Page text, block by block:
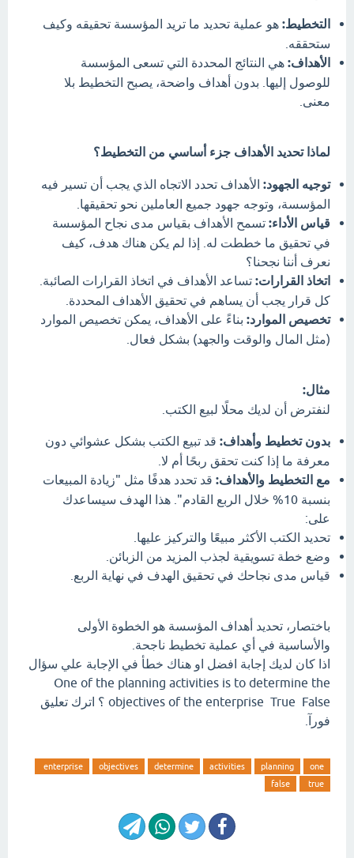
التخطيط: هو عملية تحديد ما تريد المؤسسة تحقيقه وكيف
ستحققه.
الأهداف: هي النتائج المحددة التي تسعى المؤسسة
للوصول إليها. بدون أهداف واضحة، يصبح التخطيط بلا
معنى.
لماذا تحديد الأهداف جزء أساسي من التخطيط؟
توجيه الجهود: الأهداف تحدد الاتجاه الذي يجب أن تسير فيه
المؤسسة، وتوجه جهود جميع العاملين نحو تحقيقها.
قياس الأداء: تسمح الأهداف بقياس مدى نجاح المؤسسة
في تحقيق ما خططت له. إذا لم يكن هناك هدف، كيف
نعرف أننا نجحنا؟
اتخاذ القرارات: تساعد الأهداف في اتخاذ القرارات الصائبة.
كل قرار يجب أن يساهم في تحقيق الأهداف المحددة.
تخصيص الموارد: بناءً على الأهداف، يمكن تخصيص الموارد
(مثل المال والوقت والجهد) بشكل فعال.
مثال:
لنفترض أن لديك محلًا لبيع الكتب.
بدون تخطيط وأهداف: قد تبيع الكتب بشكل عشوائي دون
معرفة ما إذا كنت تحقق ربحًا أم لا.
مع التخطيط والأهداف: قد تحدد هدفًا مثل "زيادة المبيعات
بنسبة 10% خلال الربع القادم". هذا الهدف سيساعدك
على:
تحديد الكتب الأكثر مبيعًا والتركيز عليها.
وضع خطة تسويقية لجذب المزيد من الزبائن.
قياس مدى نجاحك في تحقيق الهدف في نهاية الربع.
باختصار، تحديد أهداف المؤسسة هو الخطوة الأولى
والأساسية في أي عملية تخطيط ناجحة.
اذا كان لديك إجابة افضل او هناك خطأ في الإجابة علي سؤال
One of the planning activities is to determine the
objectives of the enterprise True False ؟ اترك تعليق
فورآ.
one
planning
activities
determine
objectives
enterprise
true
false